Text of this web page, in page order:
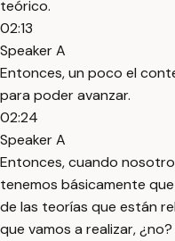
teórico.
02:13
Speaker A
Entonces, un poco el
para poder avanzar.
02:24
Speaker A
Entonces, cuando
tenemos básicamente
de las teorías que están
que vamos a realizar,